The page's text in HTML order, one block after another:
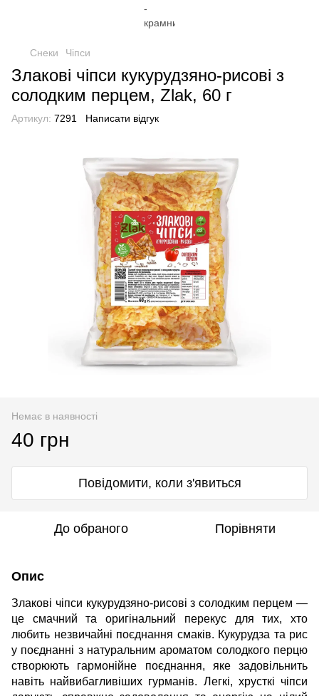
Снеки Чіпси
Злакові чіпси кукурудзяно-рисові з
солодким перцем, Zlak, 60 г
Артикул: 7291 Написати відгук
Немає в наявності
40 грн
Повідомити, коли з'явиться
До обраного Порівняти
Опис
Злакові чіпси кукурудзяно-рисові з солодким перцем —
це смачний та оригінальний перекус для тих, хто
любить незвичайні поєднання смаків. Кукурудза та рис
у поєднанні з натуральним ароматом солодкого перцю
створюють гармонійне поєднання, яке задовільнить
навіть найвибагливіших гурманів. Легкі, хрусткі чіпси